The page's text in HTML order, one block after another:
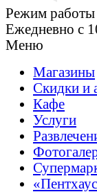
Режим работы
Ежедневно c
Меню
Магазины
Скидки и
Кафе
Услуги